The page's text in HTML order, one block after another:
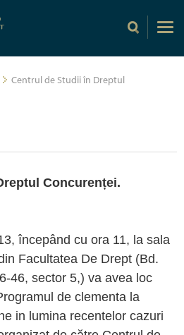
Centrul de Studii în Dreptul
Concurenței.
începând cu ora 11, la sala
Facultatea De Drept (Bd.
46, sector 5,) va avea loc
de clementa la
in lumina recentelor cazuri